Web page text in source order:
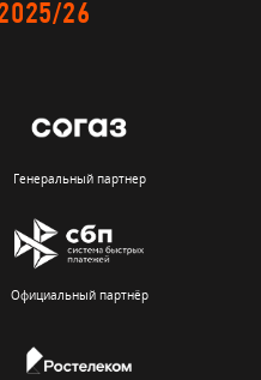
26
Генеральный партнер
Официальный партнёр